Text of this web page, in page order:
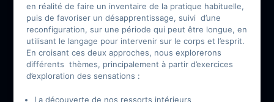
en réalité de faire un inventaire de la pratique habituelle,
puis de favoriser un désapprentissage, suivi d’une
reconfiguration, sur une période qui peut être longue, en
utilisant le langage pour intervenir sur le corps et l’esprit.
En croisant ces deux approches, nous explorerons
différents thèmes, principalement à partir d’exercices
d’exploration des sensations :
La découverte de nos ressorts intérieurs